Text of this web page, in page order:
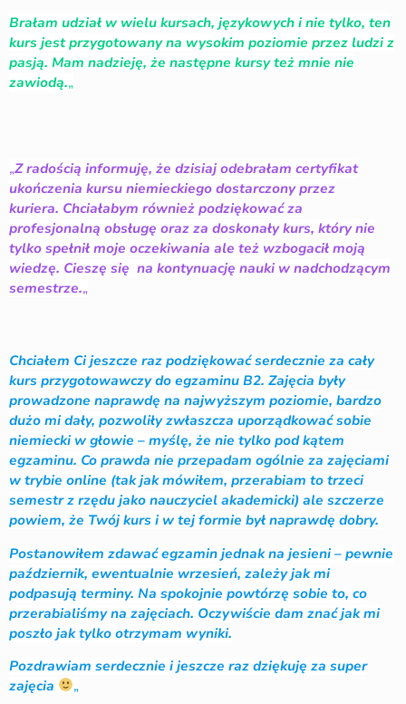
Brałam udział w wielu kursach, językowych i nie tylko, ten
kurs jest przygotowany na wysokim poziomie przez ludzi z
pasją. Mam nadzieję, że następne kursy też mnie nie
zawiodą.„
„Z radością informuję, że dzisiaj odebrałam certyfikat
ukończenia kursu niemieckiego dostarczony przez
kuriera. Chciałabym również podziękować za
profesjonalną obsługę oraz za doskonały kurs, który nie
tylko spełnił moje oczekiwania ale też wzbogacił moją
wiedzę. Cieszę się na kontynuację nauki w nadchodzącym
semestrze.„
Chciałem Ci jeszcze raz podziękować serdecznie za cały
kurs przygotowawczy do egzaminu B2. Zajęcia były
prowadzone naprawdę na najwyższym poziomie, bardzo
dużo mi dały, pozwoliły zwłaszcza uporządkować sobie
niemiecki w głowie – myślę, że nie tylko pod kątem
egzaminu. Co prawda nie przepadam ogólnie za zajęciami
w trybie online (tak jak mówiłem, przerabiam to trzeci
semestr z rzędu jako nauczyciel akademicki) ale szczerze
powiem, że Twój kurs i w tej formie był naprawdę dobry.
Postanowiłem zdawać egzamin jednak na jesieni – pewnie
październik, ewentualnie wrzesień, zależy jak mi
podpasują terminy. Na spokojnie powtórzę sobie to, co
przerabialiśmy na zajęciach. Oczywiście dam znać jak mi
poszło jak tylko otrzymam wyniki.
Pozdrawiam serdecznie i jeszcze raz dziękuję za super
zajęcia
„